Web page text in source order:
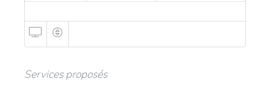
Services proposés